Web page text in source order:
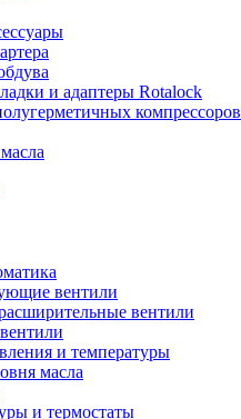
и адаптеры Rotalock
компрессоров
вентили
вентили
и температуры
масла
и термостаты